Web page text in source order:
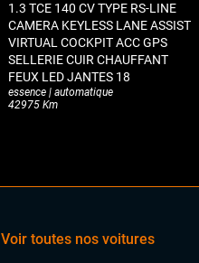
1.3 TCE 140 CV TYPE RS-LINE
CAMERA KEYLESS LANE ASSIST
VIRTUAL COCKPIT ACC GPS
SELLERIE CUIR CHAUFFANT
FEUX LED JANTES 18
essence | automatique
42975 Km
Voir toutes nos voitures